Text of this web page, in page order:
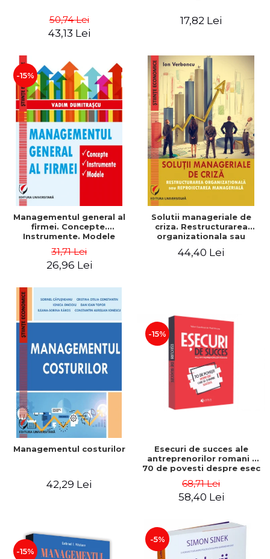
50,74 Lei
43,13 Lei
17,82 Lei
-15%
Managementul general al
firmei. Concepte.
Instrumente. Modele
31,71 Lei
26,96 Lei
Solutii manageriale de
criza. Restructurarea
organizationala sau
44,40 Lei
Managementul costurilor
42,29 Lei
-15%
Esecuri de succes ale
antreprenorilor romani -
70 de povesti despre esec
68,71 Lei
58,40 Lei
-15%
-5%